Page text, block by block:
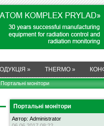
» THERMO »
монітори
Портальні монітори
Автор: Administrator